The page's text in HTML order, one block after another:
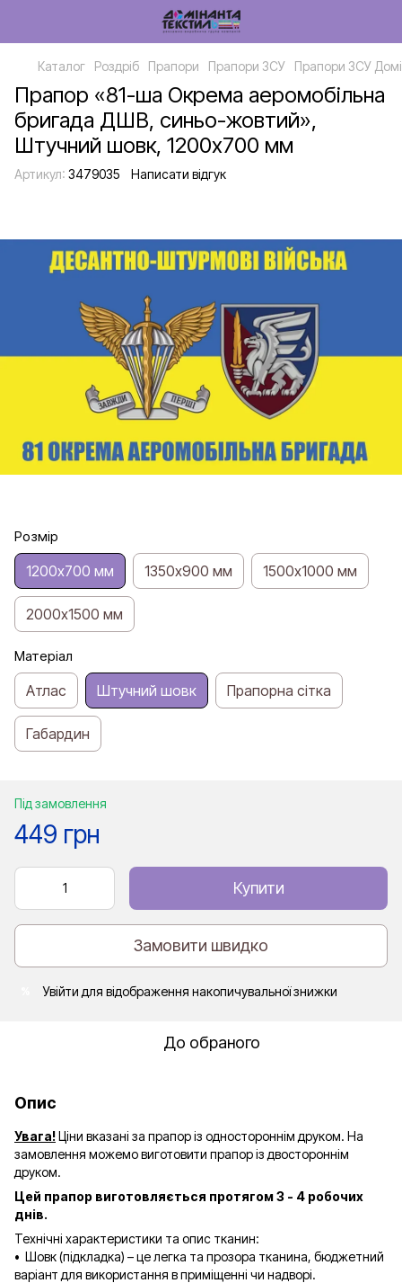
Каталог Роздріб Прапори Прапори ЗСУ Прапори ЗСУ
Прапор «81-ша Окрема аеромобільна
бригада ДШВ, синьо-жовтий»,
Штучний шовк, 1200х700 мм
Артикул: 3479035 Написати відгук
Розмір
1200х700 мм 1350х900 мм 1500х1000 мм
2000х1500 мм
Матеріал
Атлас Штучний шовк Прапорна сітка
Габардин
Під замовлення
449 грн
Купити
Замовити швидко
Увійти для відображення накопичувальної знижки
До обраного
Опис
Увага!Ціни вказані за прапор із одностороннім друком. На
замовлення можемо виготовити прапор із двостороннім
друком.
Цей прапор виготовляється протягом 3 - 4 робочих
днів.
Технічні характеристики та опис тканин:
• Шовк (підкладка) – це легка та прозора тканина, бюджетний
варіант для використання в приміщенні чи надворі.